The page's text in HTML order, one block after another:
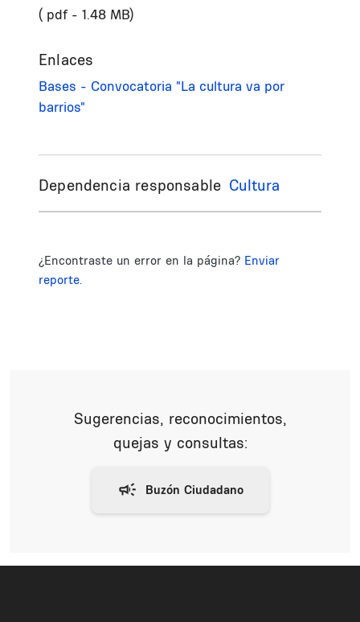
( pdf - 1.48 MB)
Enlaces
Bases - Convocatoria "La cultura va por
barrios"
Dependencia responsable Cultura
¿Encontraste un error en la página? Enviar
reporte.
Sugerencias, reconocimientos,
quejas y consultas: